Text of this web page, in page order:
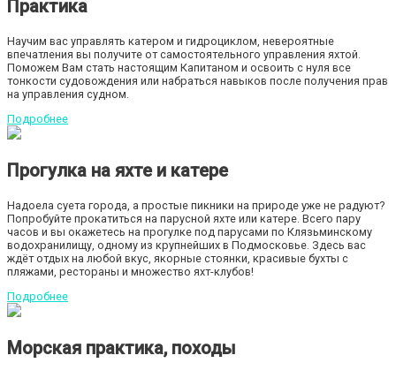
Практика
Научим вас управлять катером и гидроциклом, невероятные
впечатления вы получите от самостоятельного управления яхтой.
Поможем Вам стать настоящим Капитаном и освоить с нуля все
тонкости судовождения или набраться навыков после получения прав
на управления судном.
Подробнее
Прогулка на яхте и катере
Надоела суета города, а простые пикники на природе уже не радуют?
Попробуйте прокатиться на парусной яхте или катере. Всего пару
часов и вы окажетесь на прогулке под парусами по Клязьминскому
водохранилищу, одному из крупнейших в Подмосковье. Здесь вас
ждёт отдых на любой вкус, якорные стоянки, красивые бухты с
пляжами, рестораны и множество яхт-клубов!
Подробнее
Морская практика, походы